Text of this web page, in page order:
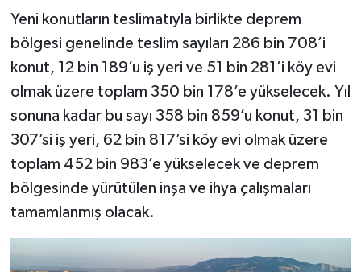
Yeni konutların teslimatıyla birlikte deprem
bölgesi genelinde teslim sayıları 286 bin 708’i
konut, 12 bin 189’u iş yeri ve 51 bin 281’i köy evi
olmak üzere toplam 350 bin 178’e yükselecek. Yıl
sonuna kadar bu sayı 358 bin 859’u konut, 31 bin
307’si iş yeri, 62 bin 817’si köy evi olmak üzere
toplam 452 bin 983’e yükselecek ve deprem
bölgesinde yürütülen inşa ve ihya çalışmaları
tamamlanmış olacak.